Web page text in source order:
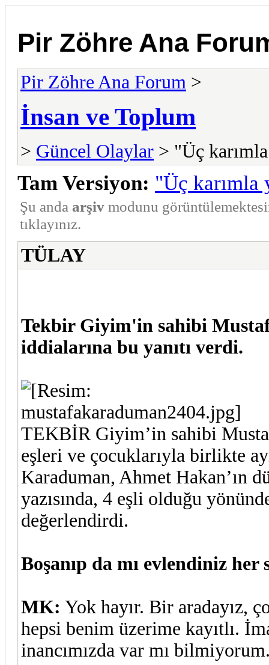
Pir Zöhre Ana
Pir Zöhre Ana Forum >
İnsan ve Toplum
> Güncel Olaylar > "Üç
Tam Versiyon: "Üç karımla
Şu anda arşiv modunu
tıklayınız.
TÜLAY
Tekbir Giyim'in sahibi
iddialarına bu yanıtı verdi.
TEKBİR Giyim’in sahibi
eşleri ve çocuklarıyla birlikte
Karaduman, Ahmet Hakan’ın
yazısında, 4 eşli olduğu
değerlendirdi.
Boşanıp da mı evlendiniz her
MK: Yok hayır. Bir aradayız,
hepsi benim üzerime kayıtlı.
inancımızda var mı